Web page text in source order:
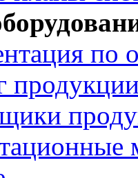
по